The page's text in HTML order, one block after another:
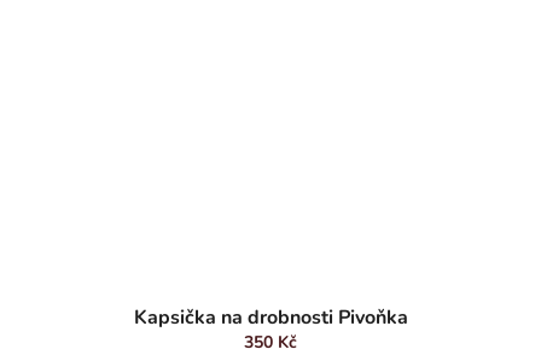
Kapsička na drobnosti Pivoňka
350 Kč